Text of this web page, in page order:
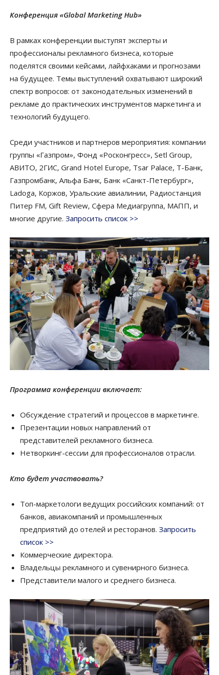
Конференция «Global Marketing Hub»
В рамках конференции выступят эксперты и
профессионалы рекламного бизнеса, которые
поделятся своими кейсами, лайфхаками и прогнозами
на будущее. Темы выступлений охватывают широкий
спектр вопросов: от законодательных изменений в
рекламе до практических инструментов маркетинга и
технологий будущего.
Среди участников и партнеров мероприятия: компании
группы «Газпром», Фонд «Росконгресс», Setl Group,
АВИТО, 2ГИС, Grand Hotel Europe, Tsar Palace, Т-Банк,
Газпромбанк, Альфа Банк, Банк «Санкт-Петербург»,
Ladoga, Коржов, Уральские авиалинии, Радиостанция
Питер FM, Gift Review, Сфера Медиагруппа, МАПП, и
многие другие. Запросить список >>
Программа конференции включает:
Обсуждение стратегий и процессов в маркетинге.
Презентации новых направлений от
представителей рекламного бизнеса.
Нетворкинг-сессии для профессионалов отрасли.
Кто будет участвовать?
Топ-маркетологи ведущих российских компаний: от
банков, авиакомпаний и промышленных
предприятий до отелей и ресторанов. Запросить
список >>
Коммерческие директора.
Владельцы рекламного и сувенирного бизнеса.
Представители малого и среднего бизнеса.